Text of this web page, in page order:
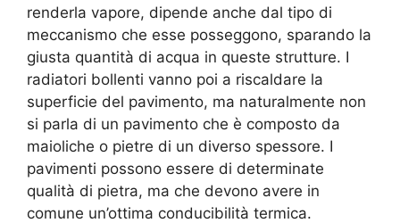
renderla vapore, dipende anche dal tipo di
meccanismo che esse posseggono, sparando la
giusta quantità di acqua in queste strutture. I
radiatori bollenti vanno poi a riscaldare la
superficie del pavimento, ma naturalmente non
si parla di un pavimento che è composto da
maioliche o pietre di un diverso spessore. I
pavimenti possono essere di determinate
qualità di pietra, ma che devono avere in
comune un’ottima conducibilità termica.